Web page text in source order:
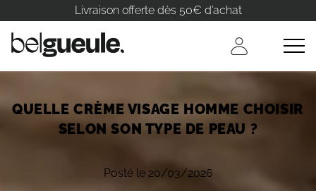
Livraison offerte dès 50€ d’achat
QUELLE CRÈME VISAGE HOMME CHOISIR
SELON SON TYPE DE PEAU ?
Posté le 20/03/2026